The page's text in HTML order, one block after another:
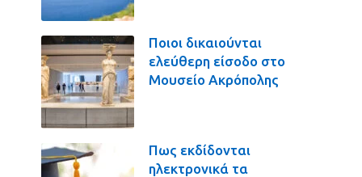
Ποιοι δικαιούνται
ελεύθερη είσοδο στο
Μουσείο Ακρόπολης
Πως εκδίδονται
ηλεκτρονικά τα